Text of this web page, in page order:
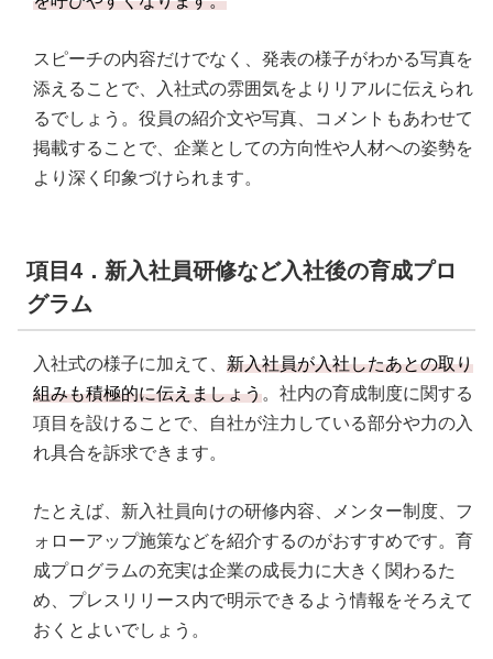
スピーチの内容だけでなく、発表の様子がわかる写真を
添えることで、入社式の雰囲気をよりリアルに伝えられ
るでしょう。役員の紹介文や写真、コメントもあわせて
掲載することで、企業としての方向性や人材への姿勢を
より深く印象づけられます。
項目4．新入社員研修など入社後の育成プロ
グラム
入社式の様子に加えて、 新入社員が入社したあとの取り
組みも積極的に伝えましょう。社内の育成制度に関する
項目を設けることで、自社が注力している部分や力の入
れ具合を訴求できます。
たとえば、新入社員向けの研修内容、メンター制度、フ
ォローアップ施策などを紹介するのがおすすめです。育
成プログラムの充実は企業の成長力に大きく関わるた
め、プレスリリース内で明示できるよう情報をそろえて
おくとよいでしょう。